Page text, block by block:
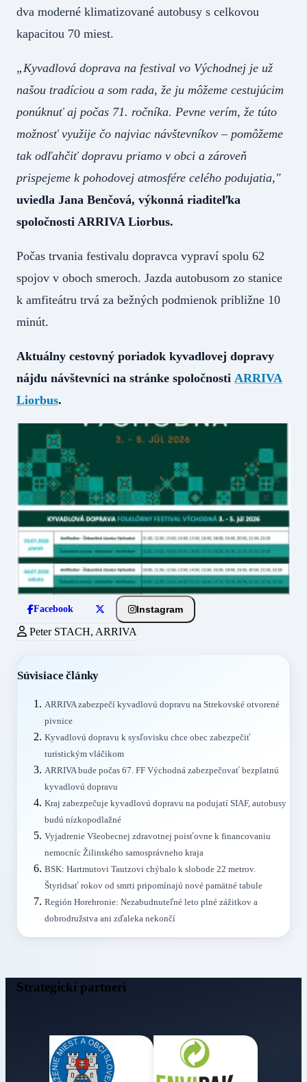
dva moderné klimatizované autobusy s celkovou
kapacitou 70 miest.
„Kyvadlová doprava na festival vo Východnej je už
našou tradíciou a som rada, že ju môžeme cestujúcim
ponúknuť aj počas 71. ročníka. Pevne verím, že túto
možnosť využije čo najviac návštevníkov – pomôžeme
tak odľahčiť dopravu priamo v obci a zároveň
prispejeme k pohodovej atmosfére celého podujatia,"
uviedla Jana Benčová, výkonná riaditeľka
spoločnosti ARRIVA Liorbus.
Počas trvania festivalu dopravca vypraví spolu 62
spojov v oboch smeroch. Jazda autobusom zo stanice
k amfiteátru trvá za bežných podmienok približne 10
minút.
Aktuálny cestovný poriadok kyvadlovej dopravy
nájdu návštevníci na stránke spoločnosti ARRIVA
Liorbus.
Facebook Instagram
Peter STACH, ARRIVA
Súvisiace články
ARRIVA zabezpečí kyvadlovú dopravu na Strekovské otvorené
pivnice
Kyvadlovú dopravu k sysľovisku chce obec zabezpečiť
turistickým vláčikom
ARRIVA bude počas 67. FF Východná zabezpečovať bezplatnú
kyvadlovú dopravu
Kraj zabezpečuje kyvadlovú dopravu na podujatí SIAF, autobusy
budú nízkopodlažné
Vyjadrenie Všeobecnej zdravotnej poisťovne k financovaniu
nemocníc Žilinského samosprávneho kraja
BSK: Hartmutovi Tautzovi chýbalo k slobode 22 metrov.
Štyridsať rokov od smrti pripomínajú nové pamätné tabule
Región Horehronie: Nezabudnuteľné leto plné zážitkov a
dobrodružstva ani zďaleka nekončí
Strategickí partneri